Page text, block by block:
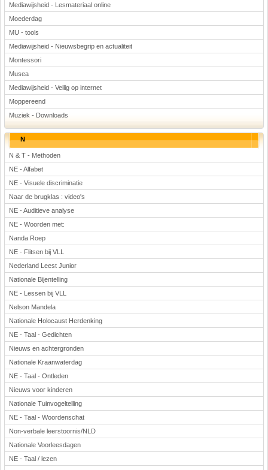
Mediawijsheid - Lesmateriaal online
Moederdag
MU - tools
Mediawijsheid - Nieuwsbegrip en actualiteit
Montessori
Musea
Mediawijsheid - Veilig op internet
Moppereend
Muziek - Downloads
N
N & T - Methoden
NE - Alfabet
NE - Visuele discriminatie
Naar de brugklas : video's
NE - Auditieve analyse
NE - Woorden met:
Nanda Roep
NE - Flitsen bij VLL
Nederland Leest Junior
Nationale Bijentelling
NE - Lessen bij VLL
Nelson Mandela
Nationale Holocaust Herdenking
NE - Taal - Gedichten
Nieuws en achtergronden
Nationale Kraanwaterdag
NE - Taal - Ontleden
Nieuws voor kinderen
Nationale Tuinvogeltelling
NE - Taal - Woordenschat
Non-verbale leerstoornis/NLD
Nationale Voorleesdagen
NE - Taal / lezen